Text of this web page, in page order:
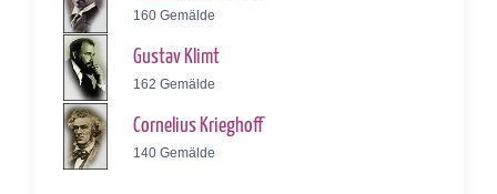
160 Gemälde
Gustav Klimt
162 Gemälde
Cornelius Krieghoff
140 Gemälde